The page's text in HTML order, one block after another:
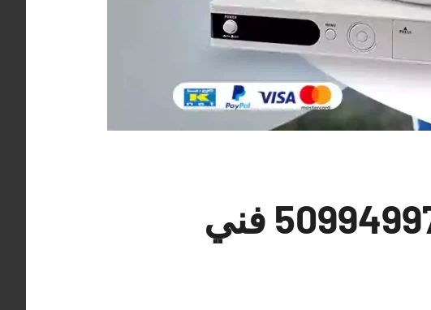
فني ستلايت الشويخ الصناعية 50994997 فني